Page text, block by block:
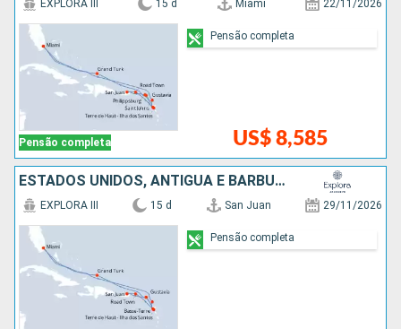
Pensão completa
EXPLORA III 15 d Miami 22/11/2026
US$ 8,585
Pensão completa
ESTADOS UNIDOS, ANTIGUA E BARBUDA, FRANCIA, PORTO RICO
EXPLORA III 15 d San Juan 29/11/2026
Pensão completa